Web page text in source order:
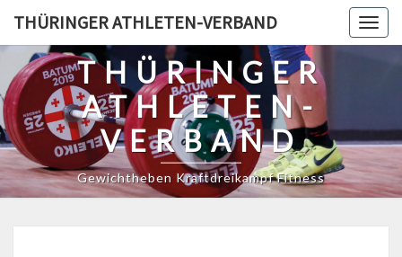
content
THÜRINGER ATHLETEN-VERBAND
THÜRINGER
ATHLETEN-
VERBAND
Gewichtheben Kraftdreikampf Fitness